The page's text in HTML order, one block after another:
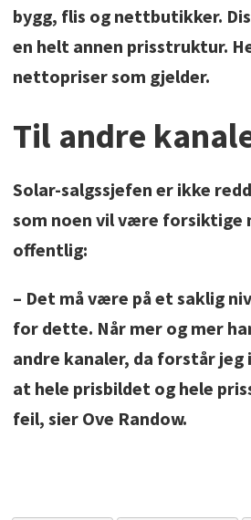
bygg, flis og nettbutikker.
en helt annen prisstruktur.
nettopriser som gjelder.
Til andre
Solar-salgssjefen er ikke
som noen vil være forsiktige
offentlig:
– Det må være på et saklig
for dette. Når mer og mer
andre kanaler, da forstår jeg
at hele prisbildet og hele
feil, sier Ove Randow.